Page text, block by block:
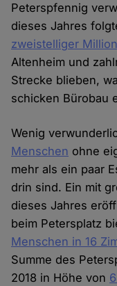
Peterspfennig
dieses Jahres
zweistelliger
Altenheim und
Strecke blieben,
schicken Bürobau
Wenig
Menschen ohne
mehr als ein paar
drin sind. Ein mit
dieses Jahres
beim Petersplatz
Menschen in 16
Summe des
2018 in Höhe von